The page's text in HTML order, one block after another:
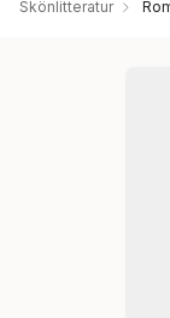
Skönlitteratur